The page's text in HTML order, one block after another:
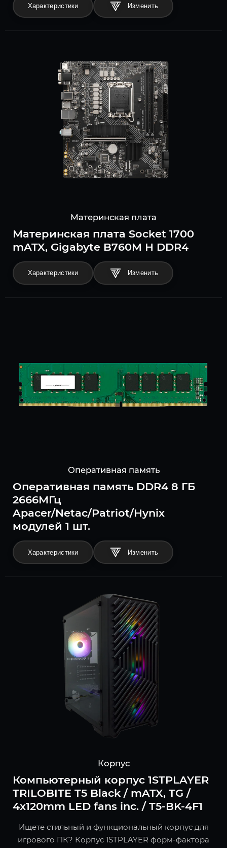
Характеристики
Материнская плата
Материнская плата Socket 1700
mATX, Gigabyte B760M H DDR4
Характеристики
Оперативная память
Оперативная память DDR4 8 ГБ
2666МГц
Apacer/Netac/Patriot/Hynix
модулей 1 шт.
Характеристики
Корпус
Компьютерный корпус 1STPLAYER
TRILOBITE T5 Black / mATX, TG /
4x120mm LED fans inc. / T5-BK-4F1
Ищете стильный и функциональный корпус для
игрового ПК? Корпус 1STPLAYER форм-фактора